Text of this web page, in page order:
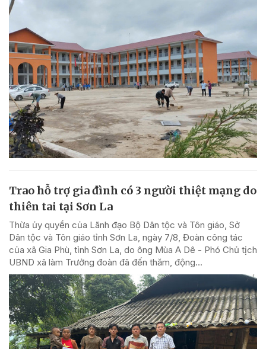
Trao hỗ trợ gia đình có 3 người thiệt mạng do
thiên tai tại Sơn La
Thừa ủy quyền của Lãnh đạo Bộ Dân tộc và Tôn giáo, Sở
Dân tộc và Tôn giáo tỉnh Sơn La, ngày 7/8, Đoàn công tác
của xã Gia Phù, tỉnh Sơn La, do ông Mùa A Dê - Phó Chủ tịch
UBND xã làm Trưởng đoàn đã đến thăm, động...